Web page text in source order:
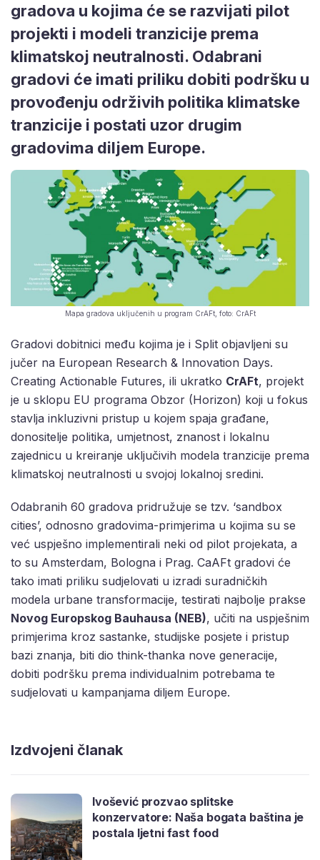
gradova u kojima će se razvijati pilot
projekti i modeli tranzicije prema
klimatskoj neutralnosti. Odabrani
gradovi će imati priliku dobiti podršku u
provođenju održivih politika klimatske
tranzicije i postati uzor drugim
gradovima diljem Europe.
Mapa gradova uključenih u program CrAFt, foto: CrAFt
Gradovi dobitnici među kojima je i Split objavljeni su
jučer na European Research & Innovation Days.
Creating Actionable Futures, ili ukratko CrAFt, projekt
je u sklopu EU programa Obzor (Horizon) koji u fokus
stavlja inkluzivni pristup u kojem spaja građane,
donositelje politika, umjetnost, znanost i lokalnu
zajednicu u kreiranje uključivih modela tranzicije prema
klimatskoj neutralnosti u svojoj lokalnoj sredini.
Odabranih 60 gradova pridružuje se tzv. ‘sandbox
cities’, odnosno gradovima-primjerima u kojima su se
već uspješno implementirali neki od pilot projekata, a
to su Amsterdam, Bologna i Prag. CaAFt gradovi će
tako imati priliku sudjelovati u izradi suradničkih
modela urbane transformacije, testirati najbolje prakse
Novog Europskog Bauhausa (NEB), učiti na uspješnim
primjerima kroz sastanke, studijske posjete i pristup
bazi znanja, biti dio think-thanka nove generacije,
dobiti podršku prema individualnim potrebama te
sudjelovati u kampanjama diljem Europe.
Izdvojeni članak
Ivošević prozvao splitske
konzervatore: Naša bogata baština je
postala ljetni fast food